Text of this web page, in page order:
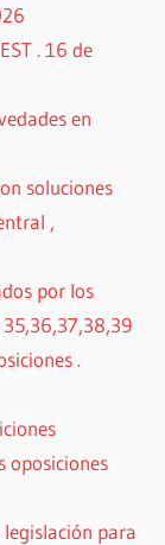
. 16 de
en
soluciones
,
por los
.
oposiciones
para